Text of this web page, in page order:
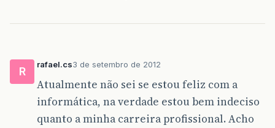
R
rafael.cs3 de setembro de 2012
Atualmente não sei se estou feliz com a
informática, na verdade estou bem indeciso
quanto a minha carreira profissional. Acho